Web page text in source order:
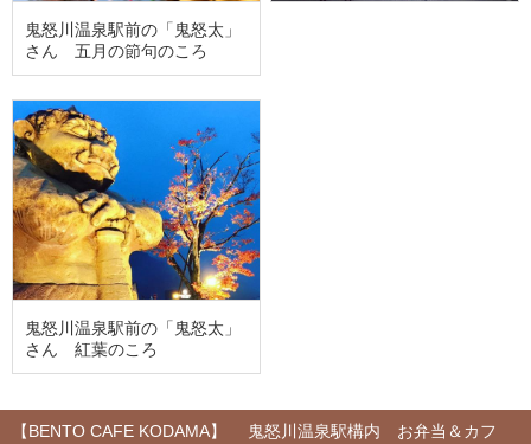
鬼怒川温泉駅前の「鬼怒太」
さん 五月の節句のころ
鬼怒川温泉駅前の「鬼怒太」
さん 紅葉のころ
【BENTO CAFE KODAMA】 鬼怒川温泉駅構内 お弁当＆カフ